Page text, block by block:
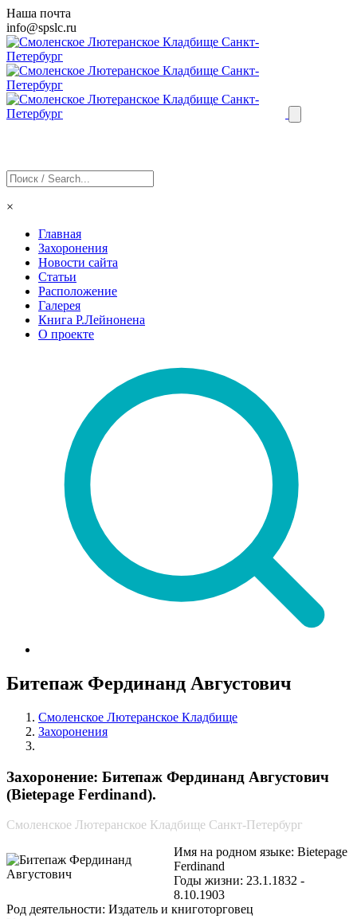
Наша почта
info@spslc.ru
×
Главная
Захоронения
Новости сайта
Статьи
Расположение
Галерея
Книга Р.Лейнонена
О проекте
Битепаж Фердинанд Августович
Смоленское Лютеранское Кладбище
Захоронения
Захоронение: Битепаж Фердинанд Августович
(Bietepage Ferdinand).
Смоленское Лютеранское Кладбище Санкт-Петербург
Имя на родном языке: Bietepage
Ferdinand
Годы жизни: 23.1.1832 -
8.10.1903
Род деятельности: Издатель и книготорговец